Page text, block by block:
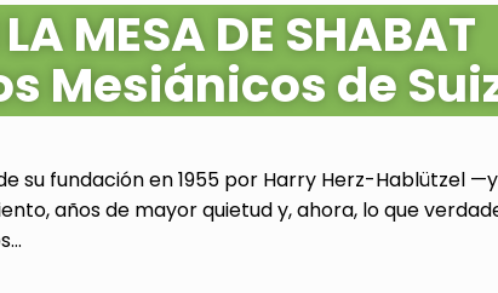
MESA DE SHABAT
Mesiánicos de
su fundación en 1955 por Harry Herz-Hablützel
años de mayor quietud y, ahora, lo que